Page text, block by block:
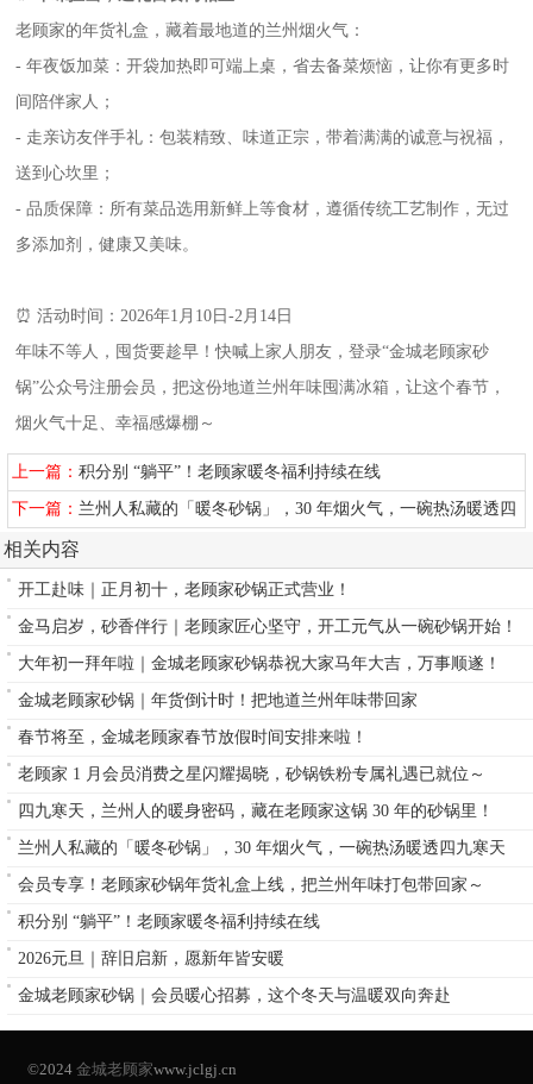
老顾家的年货礼盒，藏着最地道的兰州烟火气：
- 年夜饭加菜：开袋加热即可端上桌，省去备菜烦恼，让你有更多时
间陪伴家人；
- 走亲访友伴手礼：包装精致、味道正宗，带着满满的诚意与祝福，
送到心坎里；
- 品质保障：所有菜品选用新鲜上等食材，遵循传统工艺制作，无过
多添加剂，健康又美味。
⏰ 活动时间：2026年1月10日-2月14日
年味不等人，囤货要趁早！快喊上家人朋友，登录“金城老顾家砂
锅”公众号注册会员，把这份地道兰州年味囤满冰箱，让这个春节，
烟火气十足、幸福感爆棚～
上一篇：积分别 “躺平”！老顾家暖冬福利持续在线
下一篇： 兰州人私藏的「暖冬砂锅」，30 年烟火气，一碗热汤暖透四
九寒天
相关内容
开工赴味｜正月初十，老顾家砂锅正式营业！
金马启岁，砂香伴行｜老顾家匠心坚守，开工元气从一碗砂锅开始！
大年初一拜年啦｜金城老顾家砂锅恭祝大家马年大吉，万事顺遂！
金城老顾家砂锅｜年货倒计时！把地道兰州年味带回家
春节将至，金城老顾家春节放假时间安排来啦！
老顾家 1 月会员消费之星闪耀揭晓，砂锅铁粉专属礼遇已就位～
四九寒天，兰州人的暖身密码，藏在老顾家这锅 30 年的砂锅里！
兰州人私藏的「暖冬砂锅」，30 年烟火气，一碗热汤暖透四九寒天
会员专享！老顾家砂锅年货礼盒上线，把兰州年味打包带回家～
积分别 “躺平”！老顾家暖冬福利持续在线
2026元旦｜辞旧启新，愿新年皆安暖
金城老顾家砂锅｜会员暖心招募，这个冬天与温暖双向奔赴
©2024金城老顾家www.jclgj.cn